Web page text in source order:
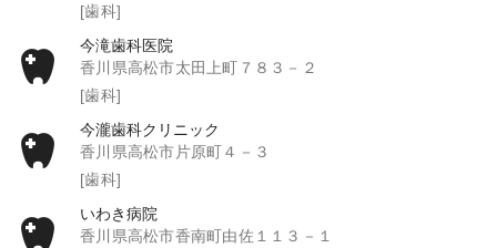
[歯科]
今滝歯科医院
香川県高松市太田上町７８３－２
[歯科]
今瀧歯科クリニック
香川県高松市片原町４－３
[歯科]
いわき病院
香川県高松市香南町由佐１１３－１